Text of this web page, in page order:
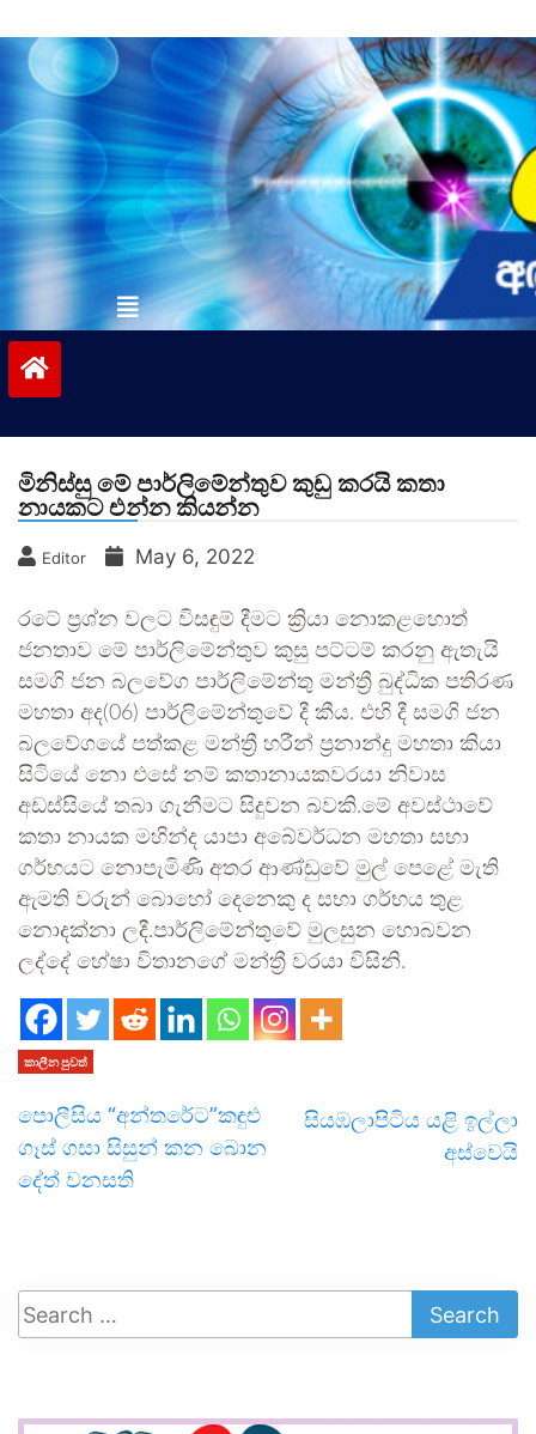
to
contentvinivida.lk
මිනිස්සු මේ පාර්ලිමේන්තුව කුඩු කරයි කතා
නායකට එන්න කියන්න
Editor May 6, 2022
රටේ ප්‍රශ්න වලට විසඳුම් දීමට ක්‍රියා නොකළහොත්
ජනතාව මේ පාර්ලිමේන්තුව කුසු පට්ටම් කරනු ඇතැයි
සමගි ජන බලවේග පාර්ලිමේන්තු මන්ත්‍රී බුද්ධික පතිරණ
මහතා අද(06) පාර්ලිමේන්තුවේ දී කීය. එහි දී සමගි ජන
බලවේගයේ පත්කළ මන්ත්‍රී හරීන් ප්‍රනාන්දු මහතා කියා
සිටියේ නො එසේ නම් කතානායකවරයා නිවාස
අඩස්සියේ තබා ගැනීමට සිදුවන බවකි.මේ අවස්ථාවේ
කතා නායක මහින්ද යාපා අබේවර්ධන මහතා සභා
ගර්භයට නොපැමිණි අතර ආණ්ඩුවේ මුල් පෙළේ මැති
ඇමති වරුන් බොහෝ දෙනෙකු ද සභා ගර්භය තුළ
නොදක්නා ලදී.පාර්ලිමේන්තුවේ මුලසුන හොබවන
ලද්දේ හේෂා විතානගේ මන්ත්‍රී වරයා විසිනි.
කාලීන පුවත්
පොලීසිය “අන්තරේට”කඳුළු
ගෑස් ගසා සිසුන් කන බොන
දේත් වනසති
සියඹලාපිටිය යළි ඉල්ලා
අස්වෙයි